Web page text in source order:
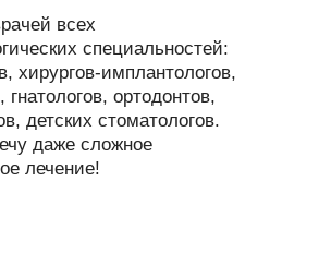
всех
специальностей:
хирургов-имплантологов,
гнатологов, ортодонтов,
детских стоматологов.
даже сложное
лечение!